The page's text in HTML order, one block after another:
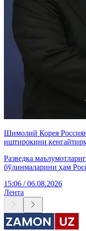
Шимолий Корея
иштирокини
Разведка
бўлинмаларини ҳам
15:06 / 06.08.2026
Лента